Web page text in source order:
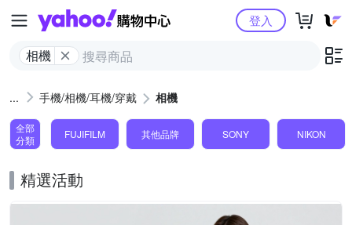
Yahoo購物中心
相機
登入
手機/相機/耳機/穿戴 相機
全部
分類
FUJIFILM 其他品牌 SONY NIKON
精選活動